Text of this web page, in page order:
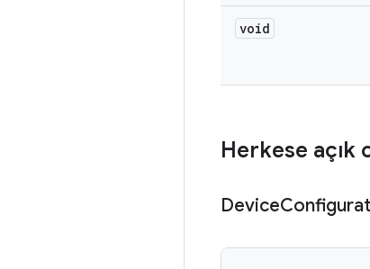
void
Herkese açık
Device